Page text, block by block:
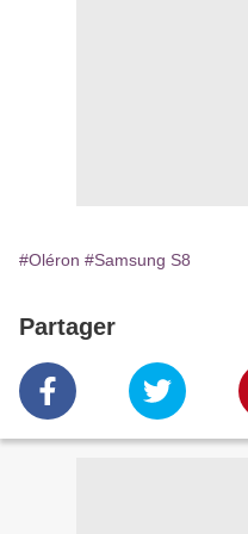
#Oléron #Samsung S8
Partager